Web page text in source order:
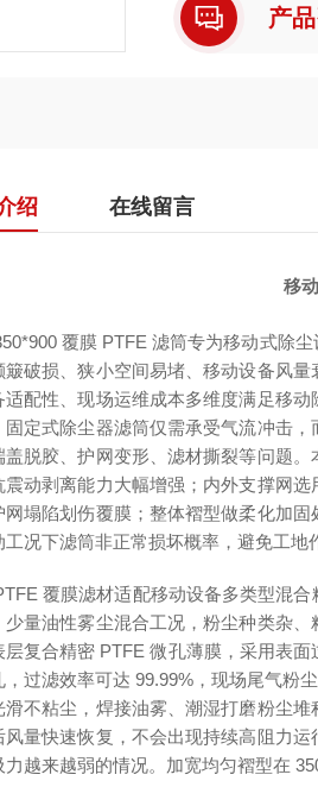
产
绍 在线留言
移
覆膜 PTFE 滤筒专为移动式除
簸破损、狭小空间易堵、移动设备风
适配性、现场运维成本多维度满足移
固定式除尘器滤筒仅需承受气流冲击
盖脱胶、护网变形、滤材撕裂等问题
震动剥离能力大幅增强；内外支撑网
网塌陷划伤覆膜；整体褶型做柔化加
工况下滤筒非正常损坏概率，避免工地
覆膜滤材适配移动设备多类型混
少量油性雾尘混合工况，粉尘种类杂
层复合精密 PTFE 微孔薄膜，采用表
，过滤效率可达 99.99%，现场尾气粉
滑不粘尘，焊接油雾、潮湿打磨粉尘
风量快速恢复，不会出现持续高阻力
力越来越弱的情况。加宽均匀褶型在